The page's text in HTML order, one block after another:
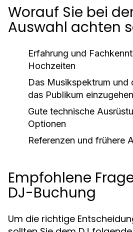
Worauf Sie bei
Auswahl achten
Erfahrung und
Hochzeiten
Das Musikspektrum und
das Publikum einzugehen
Gute technische
Optionen
Referenzen und frühere
Empfohlene
DJ-Buchung
Um die richtige